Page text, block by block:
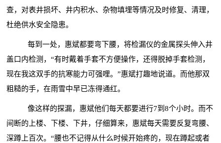
查，对表井损坏、井内积水、杂物填埋等情况及时修复、清理，
杜绝供水安全隐患。
每到一处，惠斌都要弯下腰，将检漏仪的金属探头伸入井
盖口内检测，“有时戴着手套不方便操作，还得脱掉手套检测，
现在我这双手的抗寒能力可强哩。”惠斌打趣地说道。而他那双
粗糙的手，在雨雪中早已冻得通红。
像这样的探漏，惠斌他们每天都要进行7到8个小时。而不
间断的上楼、下楼、下井，仔细算来，惠斌每天需要反复弯腰、
深蹲上百次。“腰也不记得从什么时候开始疼的，现在蹲起或者